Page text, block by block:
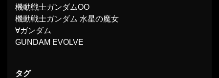
機動戦士ガンダムOO
機動戦士ガンダム 水星の魔女
∀ガンダム
GUNDAM EVOLVE
タグ